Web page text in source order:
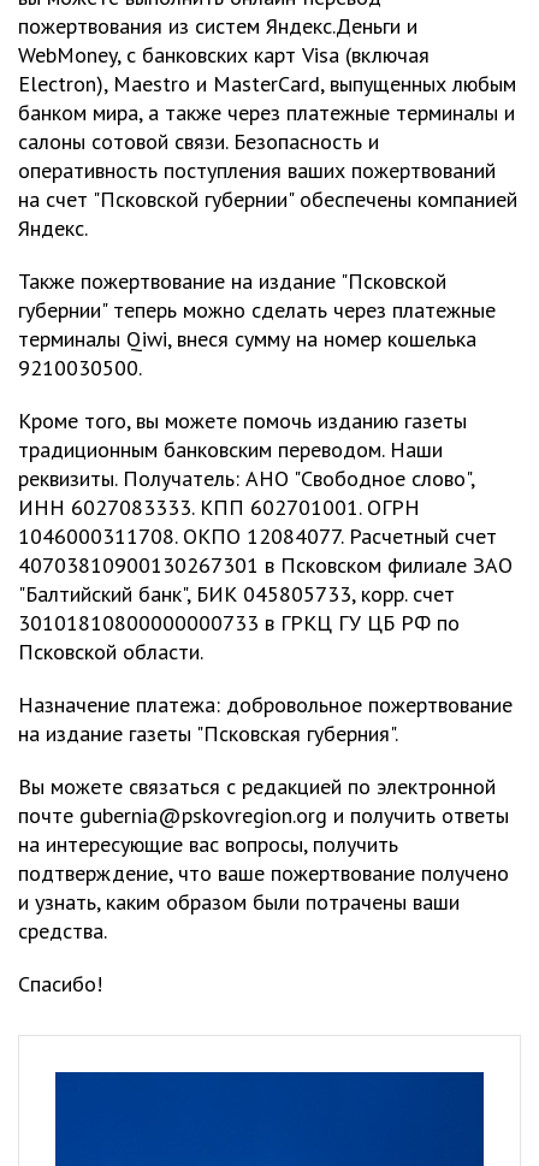
пожертвования из систем Яндекс.Деньги и
WebMoney, с банковских карт Visa (включая
Electron), Maestro и MasterCard, выпущенных любым
банком мира, а также через платежные терминалы и
салоны сотовой связи. Безопасность и
оперативность поступления ваших пожертвований
на счет "Псковской губернии" обеспечены компанией
Яндекс.
Также пожертвование на издание "Псковской
губернии" теперь можно сделать через платежные
терминалы Qiwi, внеся сумму на номер кошелька
9210030500.
Кроме того, вы можете помочь изданию газеты
традиционным банковским переводом. Наши
реквизиты. Получатель: АНО "Свободное слово",
ИНН 6027083333. КПП 602701001. ОГРН
1046000311708. ОКПО 12084077. Расчетный счет
40703810900130267301 в Псковском филиале ЗАО
"Балтийский банк", БИК 045805733, корр. счет
30101810800000000733 в ГРКЦ ГУ ЦБ РФ по
Псковской области.
Назначение платежа: добровольное пожертвование
на издание газеты "Псковская губерния".
Вы можете связаться с редакцией по электронной
почте gubernia@pskovregion.org и получить ответы
на интересующие вас вопросы, получить
подтверждение, что ваше пожертвование получено
и узнать, каким образом были потрачены ваши
средства.
Спасибо!